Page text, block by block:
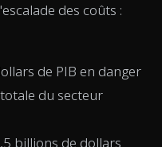
des coûts :
de PIB en danger
du secteur
billions de dollars